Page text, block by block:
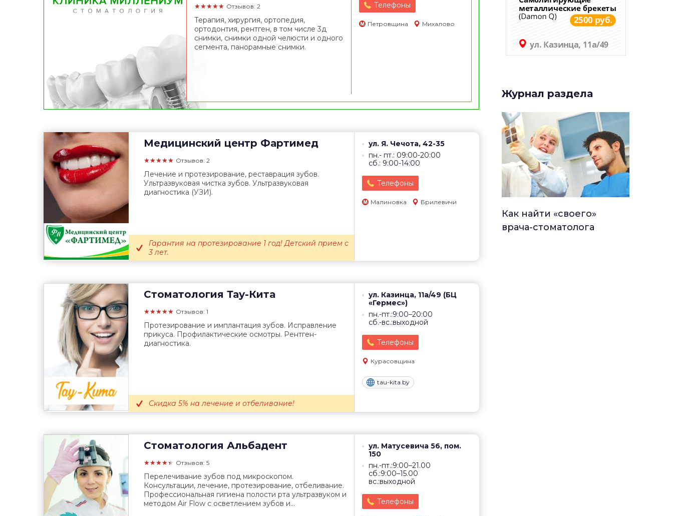
★★★★★ Отзывов: 2 Телефоны
Петровщина Михалово
Терапия, хирургия, ортопедия,
ортодонтия, рентген, в том числе 3д
снимки, снимки одной челюсти и одного
сегмента, панорамные снимки.
Медицинский центр Фартимед
★★★★★ Отзывов: 2
ул. Я. Чечота, 42-35
пн.- пт.: 09:00-20:00
сб.: 9:00-14:00
Телефоны
Малиновка Брилевичи
Лечение и протезирование, реставрация зубов.
Ультразвуковая чистка зубов. Ультразвуковая
диагностика (УЗИ).
Гарантия на протезирование 1 год! Детский прием с
3 лет.
Стоматология Тау-Кита
★★★★★ Отзывов: 1
ул. Казинца, 11а/49 (БЦ
«Гермес»)
пн.-пт.:9:00–20:00
сб.-вс.:выходной
Телефоны
Курасовщина
tau-kita.by
Протезирование и имплантация зубов. Исправление
прикуса. Профилактические осмотры. Рентген-
диагностика.
Скидка 5% на лечение и отбеливание!
Стоматология Альбадент
★★★★★ Отзывов: 5
ул. Матусевича 56, пом.
150
пн.-пт.:9:00–21.00
сб.:9:00–15.00
вс.:выходной
Телефоны
Перелечивание зубов под микроскопом.
Консультации, лечение, протезирование, отбеливание.
Профессиональная гигиена полости рта ультразвуком и
методом Air Flow c осветлением зубов и...
Журнал раздела
Как найти «своего»
врача-стоматолога